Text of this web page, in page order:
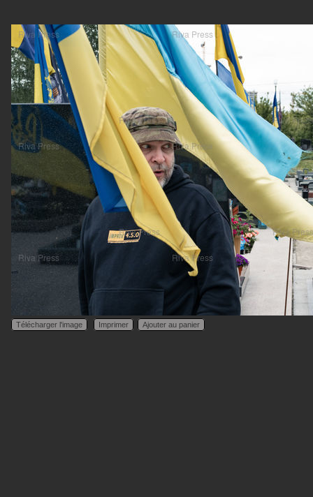
Télécharger l'image Imprimer Ajouter au panier